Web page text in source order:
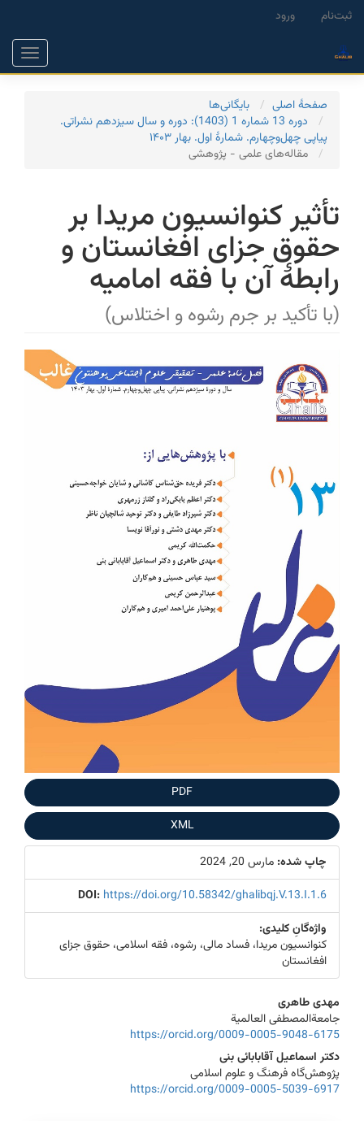
Main
Navigation
Sidebar
ثبت‌نام ورود
صفحۀ اصلی
بایگانی‌ها
دوره 13 شماره 1 (1403): دوره و سال سیزدهم نشراتی.
پیاپی چهل‌و‌‌چهارم. شمارۀ اول. بهار ۱۴۰۳
مقاله‌های علمی - پژوهشی
تأثیر کنوانسیون مریدا بر
حقوق جزای افغانستان و
رابطۀ آن با فقه امامیه
(با تأکید بر جرم رشوه و اختلاس)
Article
Sidebar
PDF
XML
چاپ شده: مارس 20, 2024
DOI: https://doi.org/10.58342/ghalibqj.V.13.I.1.6
واژه‌گانِ کلیدی:
کنوانسیون مریدا، فساد مالی، رشوه، فقه اسلامی، حقوق جزای
افغانستان
Main
Article
Content
مهدی طاهری
جامعةالمصطفی العالمیة
https://orcid.org/0009-0005-9048-6175
دکتر اسماعیل آقابابائی بنی
پژوهش‌گاه فرهنگ و علوم اسلامی
https://orcid.org/0009-0005-5039-6917